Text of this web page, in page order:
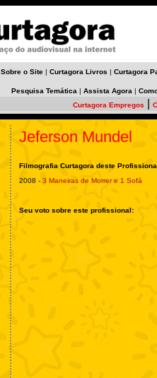
Sobre o Site | Curtagora Livros | Curtagora
Pesquisa Temática | Assista Agora |
Curtagora Empregos
Jeferson Mundel
Filmografia Curtagora deste
2008 - 3 Maneiras de Morrer e 1 Sofá
Seu voto sobre este profissional: